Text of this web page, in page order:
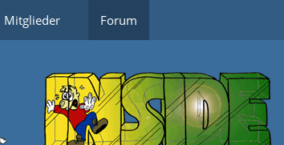
Mitglieder Forum